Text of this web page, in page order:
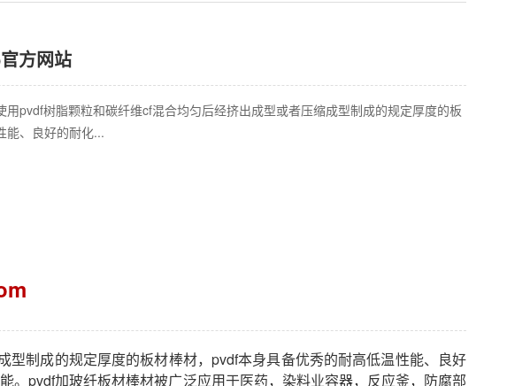
方网站
pvdf树脂颗粒和碳纤维cf混合均匀后经挤出成型或者压缩成型制成的规定厚度的板
能、良好的耐化...
型制成的规定厚度的板材棒材， pvdf本身具备优秀的耐高低温性能、良好
。pvdf加玻纤板材棒材被广泛应用于医药，染料业容器，反应釜，防腐部